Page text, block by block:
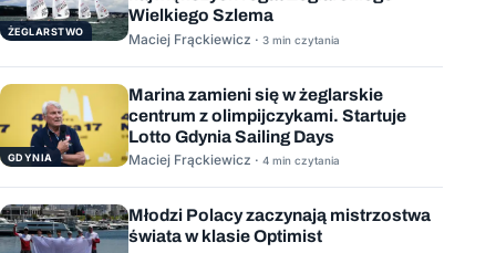
ŻEGLARSTWO
Wielkiego Szlema
Maciej Frąckiewicz · 3 min czytania
GDYNIA
Marina zamieni się w żeglarskie
centrum z olimpijczykami. Startuje
Lotto Gdynia Sailing Days
Maciej Frąckiewicz · 4 min czytania
Młodzi Polacy zaczynają mistrzostwa
świata w klasie Optimist